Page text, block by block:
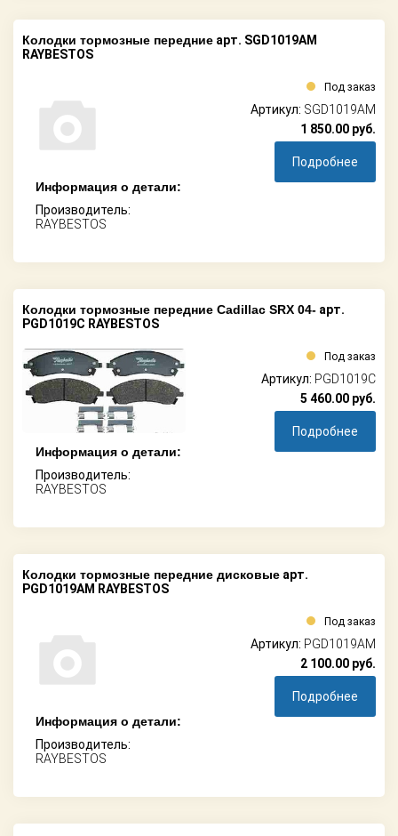
Колодки тормозные передние арт. SGD1019AM
RAYBESTOS
Информация о детали:
Производитель:
RAYBESTOS
Под заказ
Артикул: SGD1019AM
1 850.00 руб.
Подробнее
Колодки тормозные передние Cadillac SRX 04- арт.
PGD1019C RAYBESTOS
Информация о детали:
Производитель:
RAYBESTOS
Под заказ
Артикул: PGD1019C
5 460.00 руб.
Подробнее
Колодки тормозные передние дисковые арт.
PGD1019AM RAYBESTOS
Информация о детали:
Производитель:
RAYBESTOS
Под заказ
Артикул: PGD1019AM
2 100.00 руб.
Подробнее